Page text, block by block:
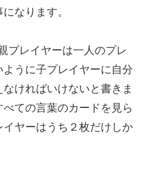
なります。
プレイヤーは一人のプレ
うに子プレイヤーに自分
ければいけないと書きま
ての言葉のカードを見ら
ヤーはうち２枚だけしか